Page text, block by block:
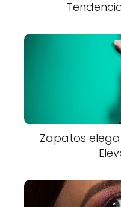
Zapatos